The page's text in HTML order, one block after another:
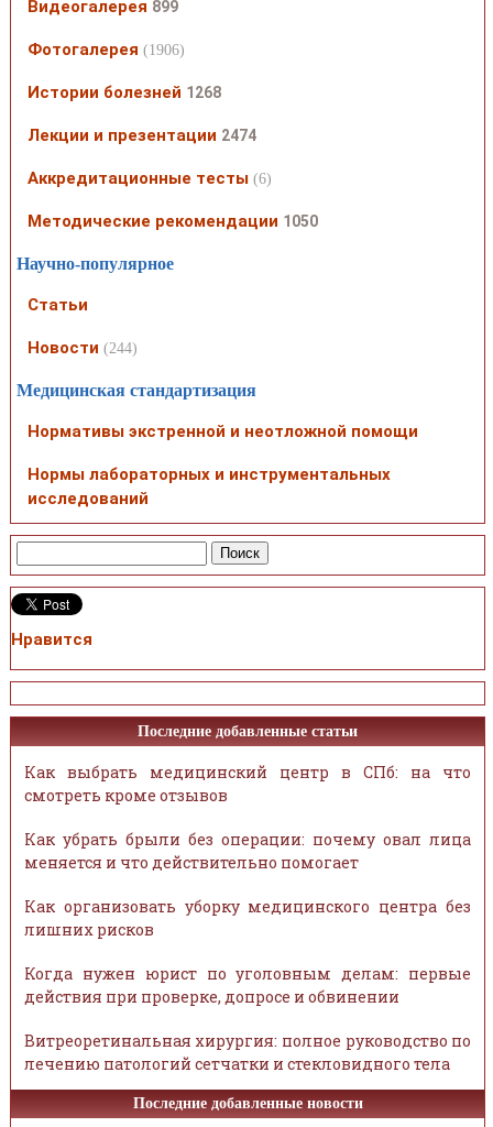
Видеогалерея 899
Фотогалерея (1906)
Истории болезней 1268
Лекции и презентации 2474
Аккредитационные тесты (6)
Методические рекомендации 1050
Научно-популярное
Статьи
Новости (244)
Медицинская стандартизация
Нормативы экстренной и неотложной помощи
Нормы лабораторных и инструментальных
исследований
Нравится
Последние добавленные статьи
Как выбрать медицинский центр в СПб: на что
смотреть кроме отзывов
Как убрать брыли без операции: почему овал лица
меняется и что действительно помогает
Как организовать уборку медицинского центра без
лишних рисков
Когда нужен юрист по уголовным делам: первые
действия при проверке, допросе и обвинении
Витреоретинальная хирургия: полное руководство по
лечению патологий сетчатки и стекловидного тела
Последние добавленные новости